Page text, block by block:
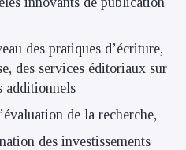
des pratiques d’écriture,
des services éditoriaux sur
additionnels
de la recherche,
des investissements